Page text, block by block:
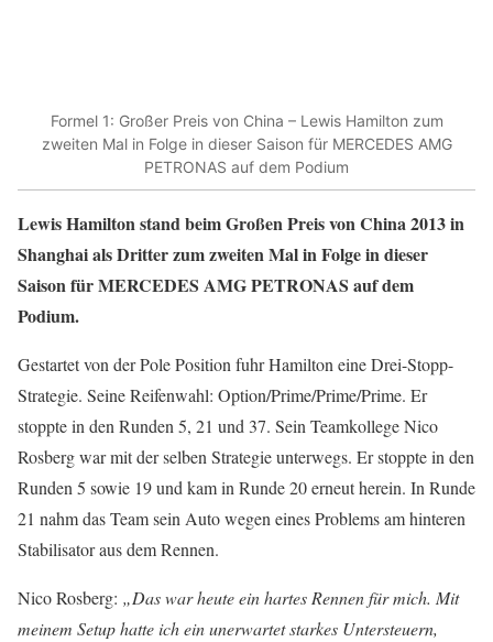
Formel 1: Großer Preis von China – Lewis Hamilton zum
zweiten Mal in Folge in dieser Saison für MERCEDES AMG
PETRONAS auf dem Podium
Lewis Hamilton stand beim Großen Preis von China 2013 in
Shanghai als Dritter zum zweiten Mal in Folge in dieser
Saison für MERCEDES AMG PETRONAS auf dem
Podium.
Gestartet von der Pole Position fuhr Hamilton eine Drei-Stopp-
Strategie. Seine Reifenwahl: Option/Prime/Prime/Prime. Er
stoppte in den Runden 5, 21 und 37. Sein Teamkollege Nico
Rosberg war mit der selben Strategie unterwegs. Er stoppte in den
Runden 5 sowie 19 und kam in Runde 20 erneut herein. In Runde
21 nahm das Team sein Auto wegen eines Problems am hinteren
Stabilisator aus dem Rennen.
Nico Rosberg: „Das war heute ein hartes Rennen für mich. Mit
meinem Setup hatte ich ein unerwartet starkes Untersteuern,